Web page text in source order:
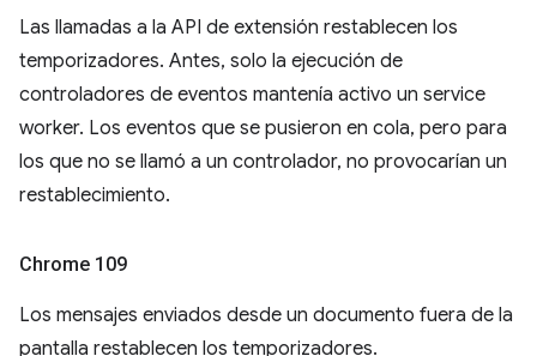
Las llamadas a la API de extensión restablecen los
temporizadores. Antes, solo la ejecución de
controladores de eventos mantenía activo un service
worker. Los eventos que se pusieron en cola, pero para
los que no se llamó a un controlador, no provocarían un
restablecimiento.
Chrome 109
Los mensajes enviados desde un documento fuera de la
pantalla restablecen los temporizadores.